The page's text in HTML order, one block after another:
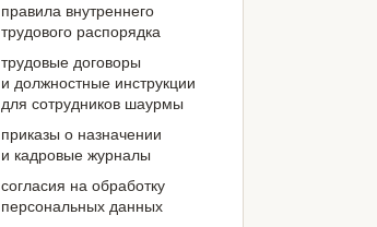
правила внутреннего
трудового распорядка
трудовые договоры
и должностные инструкции
для сотрудников шаурмы
приказы о назначении
и кадровые журналы
согласия на обработку
персональных данных